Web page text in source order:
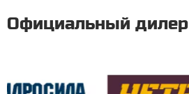
Официальный дилер